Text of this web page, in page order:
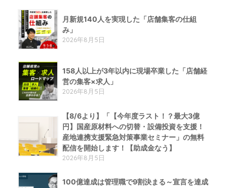
月新規140人を実現した「店舗集客の仕組
み」
2026年8月5日
158人以上が3年以内に現場卒業した「店舗経
営の集客×求人」
2026年8月5日
【8/6より】「【今年度ラスト！？最大3億
円】国産原材料への切替・設備投資を支援！
産地連携支援緊急対策事業セミナー」の無料
配信を開始します！【助成金なう】
2026年8月5日
100億達成は管理職で9割決まる～宣言を達成